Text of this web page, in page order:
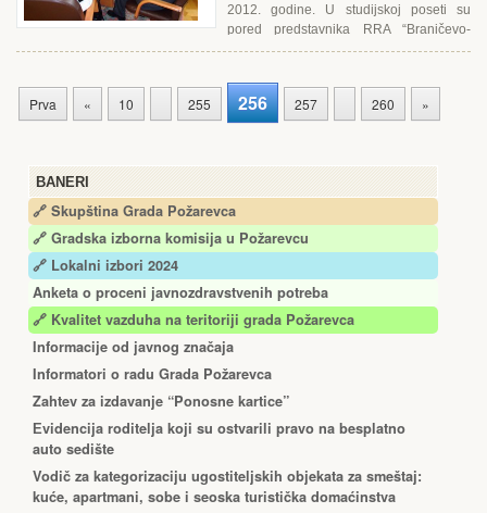
BANERI
🔗 Skupština Grada Požarevca
🔗 Gradska izborna komisija u Požarevcu
🔗 Lokalni izbori 2024
Anketa o proceni javnozdravstvenih potreba
🔗 Kvalitet vazduha na teritoriji grada Požarevca
Informacije od javnog značaja
Informatori o radu Grada Požarevca
Zahtev za izdavanje “Ponosne kartice”
Еvidencija roditelja koji su ostvarili pravo na besplatno
auto sedište
Vodič za kategorizaciju ugostiteljskih objekata za smeštaj:
kuće, apartmani, sobe i seoska turistička domaćinstva
2012. godine. U studijskoj poseti su
pored predstavnika RRA “Braničevo-
Podunavlje” učestvovali Gradonačelnik Požarevca, g-din Miodrag
Prva « 10 255 256 257 260 »